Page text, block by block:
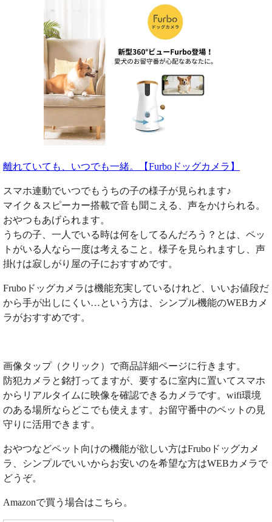
離れていても、いつでも一緒。【Furboドッグカメラ】
スマホ連動でいつでもうちの子の様子が見られます♪
マイク＆スピーカー搭載で音も聞こえる、声をかけられる。
おやつもあげられます。
うちの子、一人でいる時は何をしてるんだろう？とは、ペッ
トがいる人なら一度は考えること。様子を見られますし、声
掛けは寂しがり屋の子におすすめです。
Fruboドッグカメラは機能充実しているけれど、いいお値段だ
から手が出しにくい…という方は、シンプル機能のWEBカメ
ラがおすすめです。
画像タップ（クリック）で商品詳細ページに行きます。
防犯カメラと銘打ってますが、要するに室内に置いてスマホ
からリアルタイムに映像を確認できるカメラです。wifi環境
のある場所ならどこでも使えます。お留守番中のペットの見
守りに活用できます。
おやつなどペット向けの機能が欲しい方はFruboドッグカメ
ラ、シンプルでいいからお安いのを希望な方はWEBカメラで
どうぞ。
Amazonで買う場合はこちら。